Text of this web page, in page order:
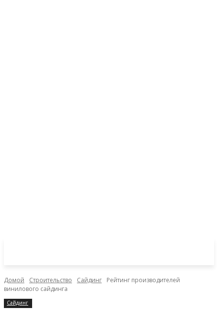
Домой Строительство Сайдинг
Рейтинг производителей
винилового сайдинга
Сайдинг